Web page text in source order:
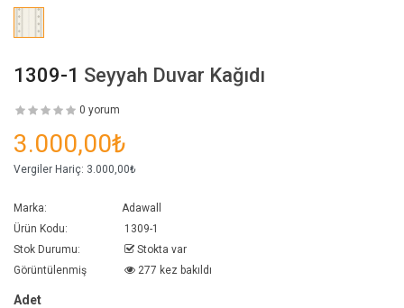
1309-1 Seyyah Duvar Kağıdı
0 yorum
3.000,00₺
Vergiler Hariç: 3.000,00₺
Marka:
Adawall
Ürün Kodu:
1309-1
Stok Durumu:
Stokta var
Görüntülenmiş
277 kez bakıldı
Adet